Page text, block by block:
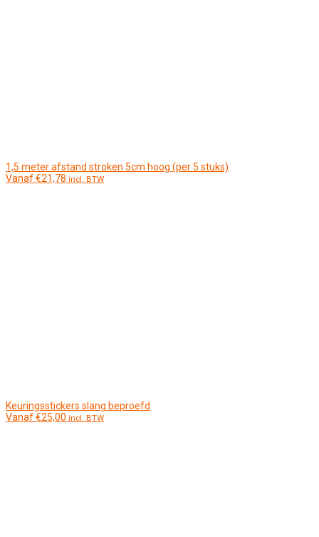
1,5 meter afstand stroken 5cm hoog (per 5 stuks)
Vanaf€21,78 incl. BTW
Keuringsstickers slang beproefd
Vanaf€25,00 incl. BTW